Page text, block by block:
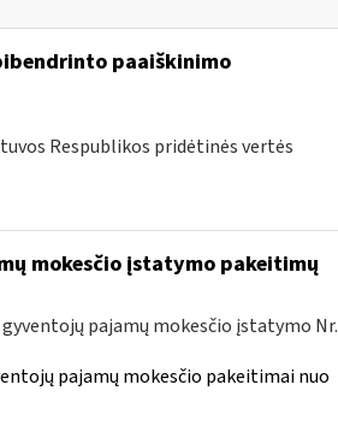
paaiškinimo
Respublikos pridėtinės vertės
mokesčio įstatymo pakeitimų
pajamų mokesčio įstatymo Nr.
pajamų mokesčio pakeitimai nuo